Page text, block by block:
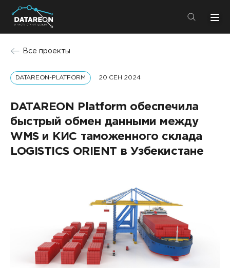
+7 (495) 280-08-01
Услуги
Решения
Партнеры
Клиенты и проекты
DATAREON Platform
DATAREON ESB
Пресс-центр
Новости
Услуги
Все проекты
DATAREON-PLATFORM 20 СЕН 2024
DATAREON Platform обеспечила
быстрый обмен данными между
WMS и КИС таможенного склада
LOGISTICS ОRIENT в Узбекистане